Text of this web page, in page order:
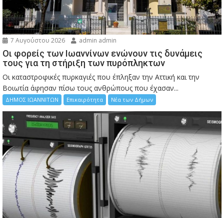
7 Αυγούστου 2026 admin admin
Οι φορείς των Ιωαννίνων ενώνουν τις δυνάμεις
τους για τη στήριξη των πυρόπληκτων
Οι καταστροφικές πυρκαγιές που έπληξαν την Αττική και την
Bοιωτία άφησαν πίσω τους ανθρώπους που έχασαν...
ΔΗΜΟΣ ΙΩΑΝΝΙΤΩΝ Επικαιρότητα Νέα των Δήμων